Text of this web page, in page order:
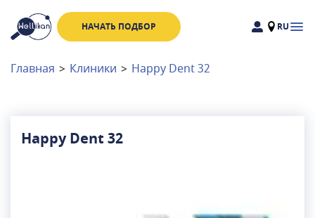
НАЧАТЬ ПОДБОР RU
Доктора
Клиники
Главная > Клиники > Happy Dent 32
Happy Dent 32